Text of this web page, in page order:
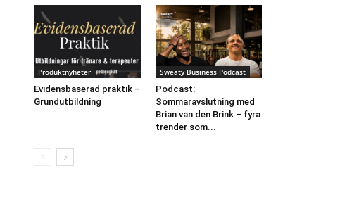
Produktnyheter
Evidensbaserad praktik –
Grundutbildning
Sweaty Business Podcast
Podcast:
Sommaravslutning med
Brian van den Brink – fyra
trender som...